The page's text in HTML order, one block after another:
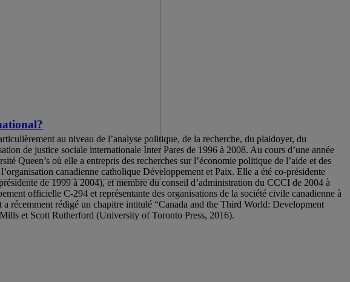
au niveau de l’analyse politique, de la recherche, du plaidoyer, du
de justice sociale internationale Inter Pares de 1996 à 2008. Au cours d’une année
Queen’s où elle a entrepris des recherches sur l’économie politique de l’aide et des
canadienne catholique Développement et Paix. Elle a été co-présidente
de 1999 à 2004), et membre du conseil d’administration du CCCI de 2004 à
officielle C-294 et représentante des organisations de la société civile canadienne à
récemment rédigé un chapitre intitulé “Canada and the Third World: Development
et Scott Rutherford (University of Toronto Press, 2016).